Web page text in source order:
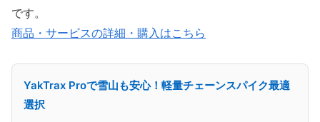
です。
商品・サービスの詳細・購入はこちら
YakTrax Proで雪山も安心！軽量チェーンスパイク最適
選択